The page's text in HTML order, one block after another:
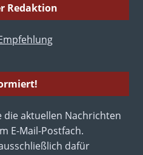
Redaktion
die aktuellen Nachrichten
E-Mail-Postfach.
dafür